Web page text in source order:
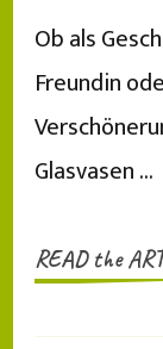
Ob als
Freundin
Glasvasen …
READ the